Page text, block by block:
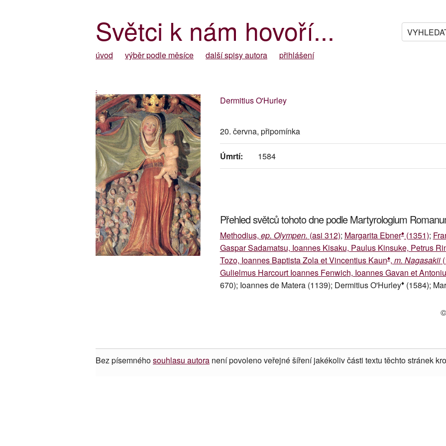
Světci k nám hovoří...
úvod výběr podle měsíce další spisy autora přihlášení
-
Dermitius O'Hurley
20. června, připomínka
Úmrtí: 1584
Přehled světců tohoto dne podle Martyrologium
Methodius, ep. Olympen. (asi 312); Margarita Ebner♦(1351);
Gaspar Sadamatsu, Ioannes Kisaku, Paulus Kinsuke, Petrus
Tozo, Ioannes Baptista Zola et Vincentius Kaun♦, m. Nagasakii
Gulielmus Harcourt Ioannes Fenwich, Ioannes Gavan et
670); Ioannes de Matera (1139); Dermitius O'Hurley♦(1584);
Bez písemnéhosouhlasu autora není povoleno veřejné šíření jakékoliv části textu těchto stránek